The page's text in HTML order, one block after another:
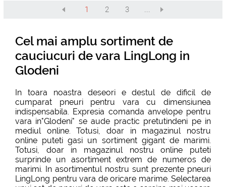
1 2 3 ...
Cel mai amplu sortiment de
cauciucuri de vara LingLong in
Glodeni
In toara noastra deseori e destul de dificil de
cumparat pneuri pentru vara cu dimensiunea
indispensabila. Expresia comanda anvelope pentru
vara in"Glodeni" se aude practic pretutindeni pe in
mediul online. Totusi, doar in magazinul nostru
online puteti gasi un sortiment gigant de marimi.
Totusi, doar in magazinul nostru online puteti
surprinde un asortiment extrem de numeros de
marimi. In asortimentul nostru sunt prezente pneuri
LingLong pentru vara de oricare marime. Selectarea